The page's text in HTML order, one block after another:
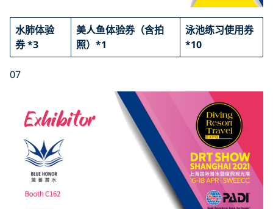
水肺体验
券 *3
美人鱼体验券（含拍
照）*1
泳池练习使用券
*10
07